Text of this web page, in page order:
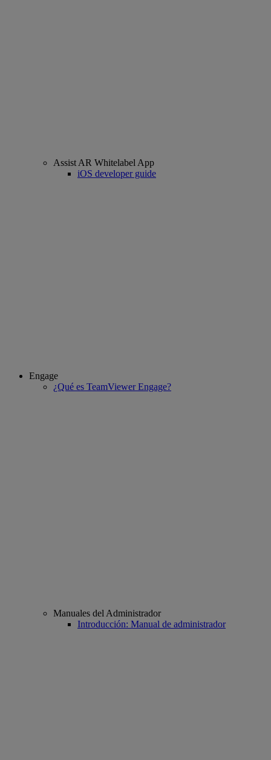
Assist AR Whitelabel App
iOS developer guide
Engage
¿Qué es TeamViewer Engage?
Manuales del Administrador
Introducción: Manual de administrador